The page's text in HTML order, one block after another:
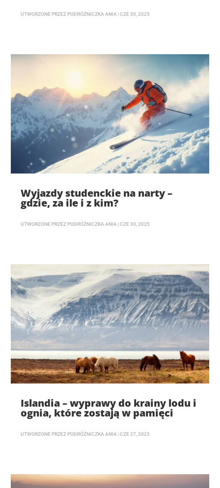
UTWORZONE PRZEZ PODRÓŻNICZKA ANIA |CZE 30, 2025
Wyjazdy studenckie na narty –
gdzie, za ile i z kim?
UTWORZONE PRZEZ PODRÓŻNICZKA ANIA |CZE 30, 2025
Islandia – wyprawy do krainy lodu i
ognia, które zostają w pamięci
UTWORZONE PRZEZ PODRÓŻNICZKA ANIA |CZE 27, 2025